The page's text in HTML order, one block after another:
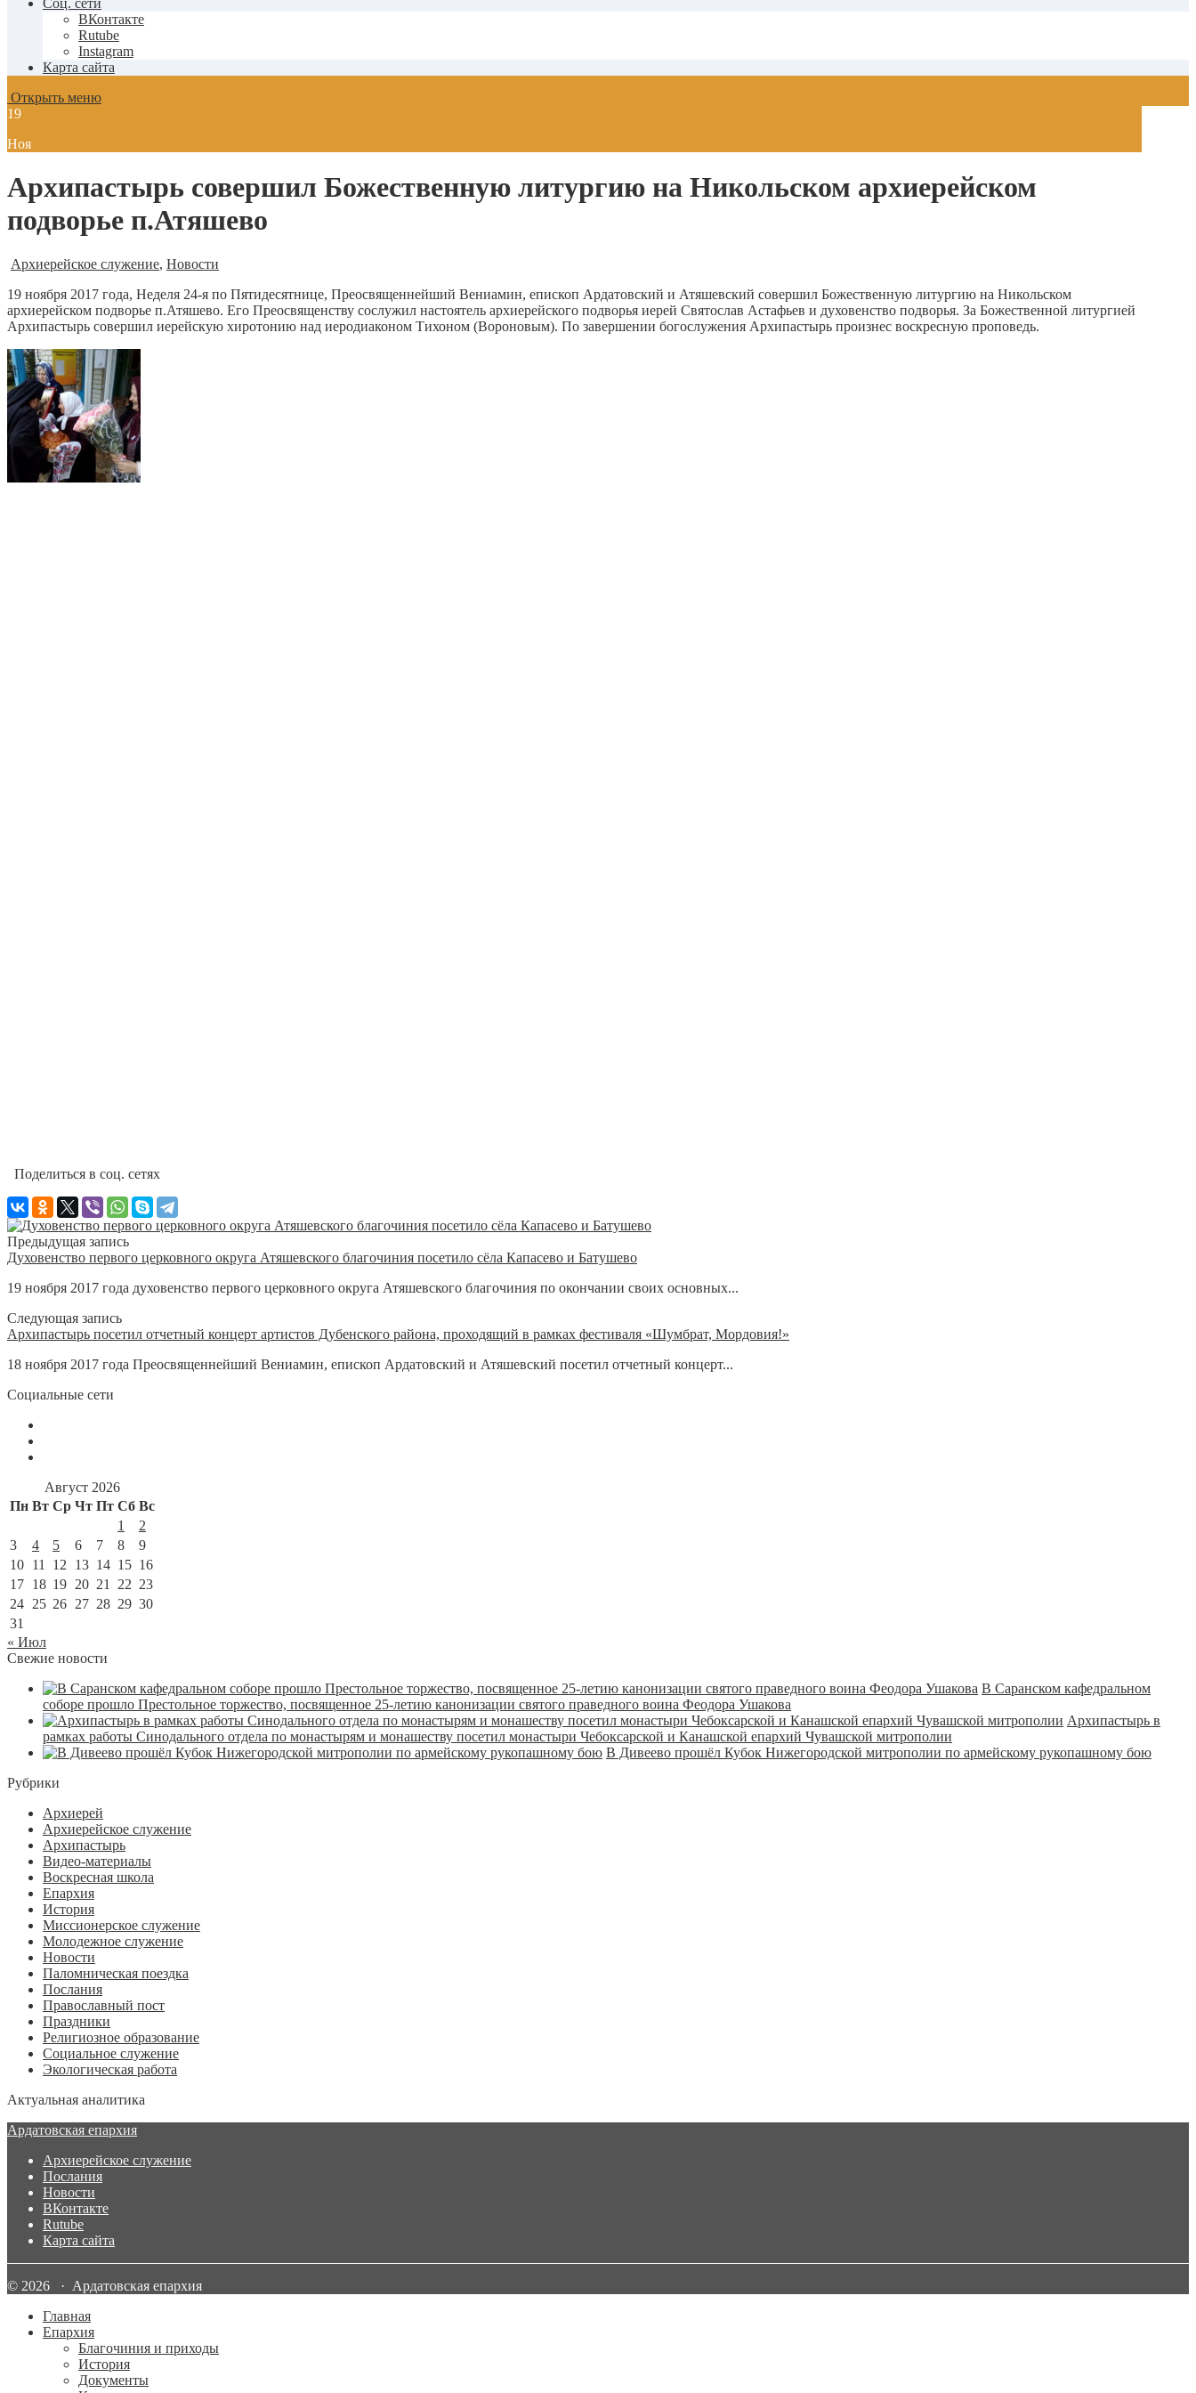
Соц. сети
ВКонтакте
Rutube
Instagram
Карта сайта
Открыть меню
19
Ноя
Архипастырь совершил Божественную литургию на Никольском архиерейском
подворье п.Атяшево
Архиерейское служение, Новости
19 ноября 2017 года, Неделя 24-я по Пятидесятнице, Преосвященнейший Вениамин, епископ Ардатовский и Атяшевский совершил Божественную литургию на Никольском
архиерейском подворье п.Атяшево. Его Преосвященству сослужил настоятель архиерейского подворья иерей Святослав Астафьев и духовенство подворья. За Божественной литургией
Архипастырь совершил иерейскую хиротонию над иеродиаконом Тихоном (Вороновым). По завершении богослужения Архипастырь произнес воскресную проповедь.
Поделиться в соц. сетях
Предыдущая запись
Духовенство первого церковного округа Атяшевского благочиния посетило сёла Капасево и Батушево
19 ноября 2017 года духовенство первого церковного округа Атяшевского благочиния по окончании своих основных...
Следующая запись
Архипастырь посетил отчетный концерт артистов Дубенского района, проходящий в рамках фестиваля «Шумбрат, Мордовия!»
18 ноября 2017 года Преосвященнейший Вениамин, епископ Ардатовский и Атяшевский посетил отчетный концерт...
Социальные сети
Август 2026
Пн Вт Ср Чт Пт Сб Вс
1
2
3
4 5 6 7 8
9
10 11 12 13 14 15 16
17 18 19 20 21 22 23
24 25 26 27 28 29 30
31
« Июл
Свежие новости
В Саранском кафедральном
соборе прошло Престольное торжество, посвященное 25-летию канонизации святого праведного воина Феодора Ушакова
Архипастырь в
рамках работы Синодального отдела по монастырям и монашеству посетил монастыри Чебоксарской и Канашской епархий Чувашской митрополии
В Дивеево прошёл Кубок Нижегородской митрополии по армейскому рукопашному бою
Рубрики
Архиерей
Архиерейское служение
Архипастырь
Видео-материалы
Воскресная школа
Епархия
История
Миссионерское служение
Молодежное служение
Новости
Паломническая поездка
Послания
Православный пост
Праздники
Религиозное образование
Социальное служение
Экологическая работа
Актуальная аналитика
Ардатовская епархия
Архиерейское служение
Послания
Новости
ВКонтакте
Rutube
Карта сайта
© 2026 · Ардатовская епархия
Главная
Епархия
Благочиния и приходы
История
Документы